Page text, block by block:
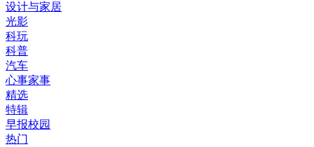
设计与家居
光影
科玩
科普
汽车
心事家事
精选
特辑
早报校园
热门